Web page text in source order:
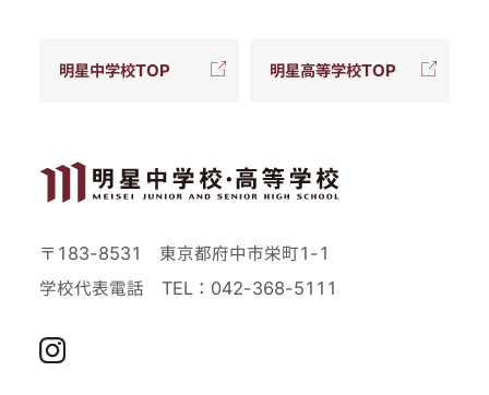
明星中学校TOP 明星高等学校TOP
〒183-8531 東京都府中市栄町1-1
学校代表電話 TEL：042-368-5111
Instagram